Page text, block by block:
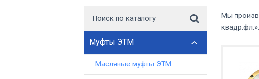
Муфты ЭТМ
Масляные муфты ЭТМ
Мы
квадр.фл.».